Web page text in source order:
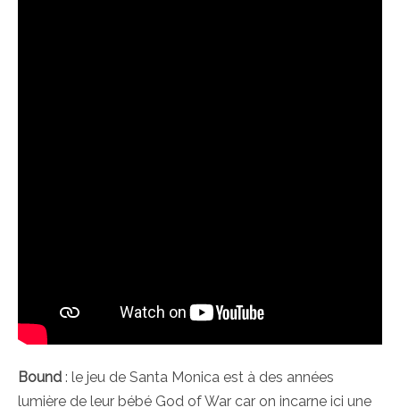
Bound : le jeu de Santa Monica est à des années
lumière de leur bébé God of War car on incarne ici une